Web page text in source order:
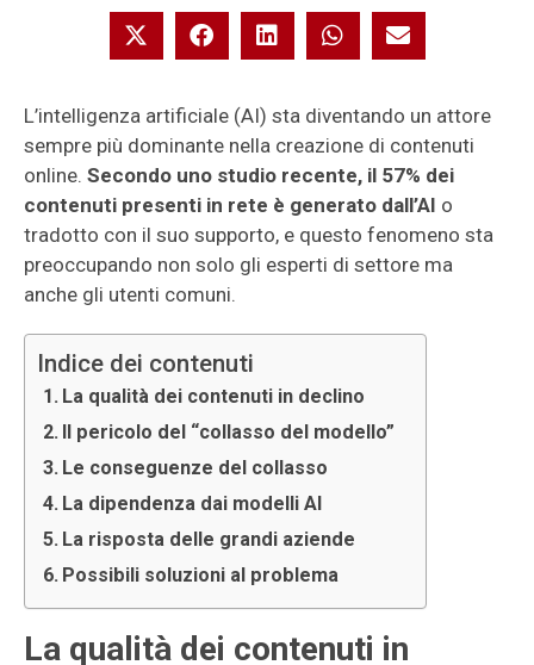
L’intelligenza artificiale (AI) sta diventando un attore
sempre più dominante nella creazione di contenuti
online. Secondo uno studio recente, il 57% dei
contenuti presenti in rete è generato dall’AI o
tradotto con il suo supporto, e questo fenomeno sta
preoccupando non solo gli esperti di settore ma
anche gli utenti comuni.
Indice dei contenuti
La qualità dei contenuti in declino
Il pericolo del “collasso del modello”
Le conseguenze del collasso
La dipendenza dai modelli AI
La risposta delle grandi aziende
Possibili soluzioni al problema
La qualità dei contenuti in